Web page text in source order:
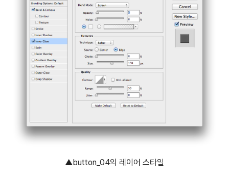
▲button_04의 레이어 스타일